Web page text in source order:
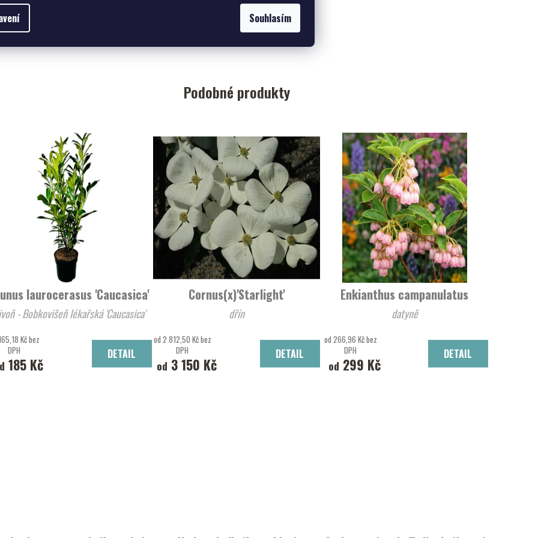
Souhlasím
45,45 Kč bez
DPH
55 Kč
Podobné produkty
laurocerasus 'Caucasica'
- Bobkovišeň lékařská 'Caucasica'
Kč bez
DPH
185 Kč
DETAIL
Cornus(x)'Starlight'
dřín
od 2 812,50 Kč bez
DPH
od 3 150 Kč
DETAIL
Enkianthus campanulatus
datyně
od 266,96 Kč bez
DPH
od 299 Kč
DETAIL